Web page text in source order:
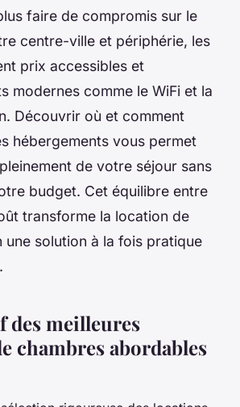
faire de compromis sur le
centre-ville et périphérie, les
prix accessibles et
modernes comme le WiFi et la
Découvrir où et comment
hébergements vous permet
de votre séjour sans
budget. Cet équilibre entre
transforme la location de
une solution à la fois pratique
des meilleures
chambres abordables